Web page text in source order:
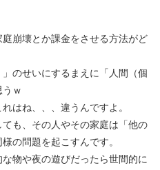
崩壊とか課金をさせる方法がど
のせいにするまえに「人間（個
ｗ
はね、、、違うんですよ。
も、その人やその家庭は「他の
の問題を起こすんです。
物や夜の遊びだったら世間的に